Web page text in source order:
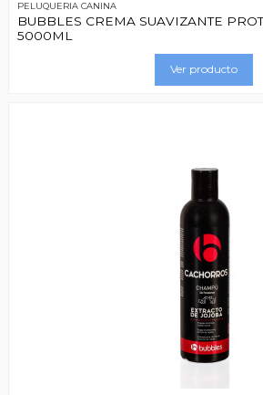
PELUQUERIA CANINA
BUBBLES CREMA SUAVIZANTE
5000ML
Ver producto